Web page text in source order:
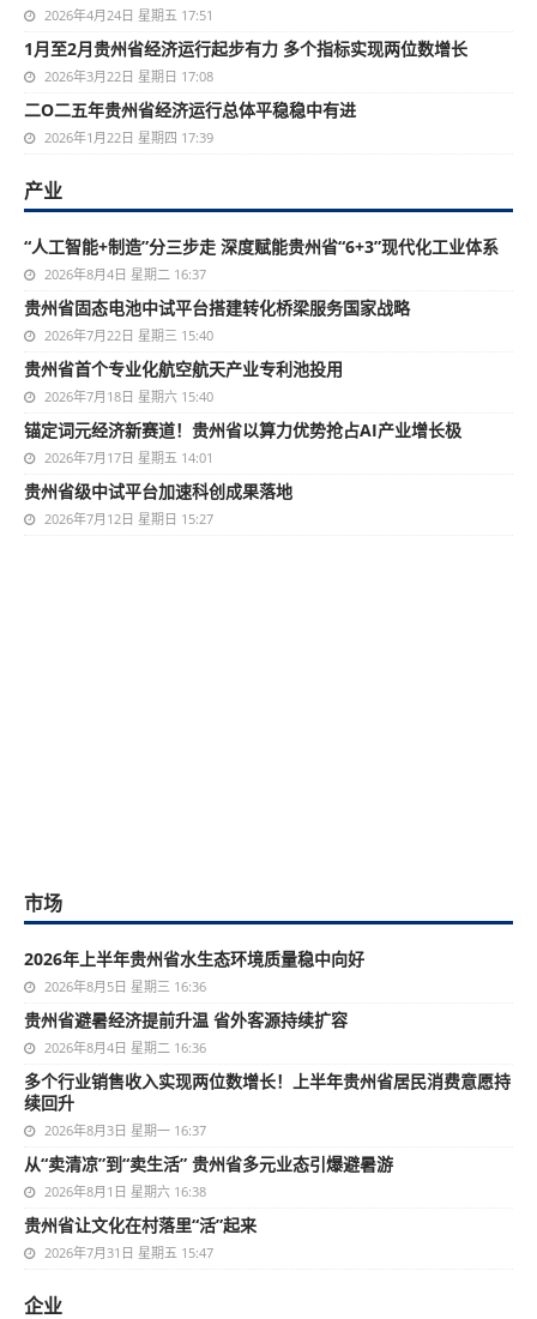
2026年4月24日 星期五 17:51
1月至2月贵州省经济运行起步有力 多个指标实现两位数增长
2026年3月22日 星期日 17:08
二O二五年贵州省经济运行总体平稳稳中有进
2026年1月22日 星期四 17:39
产业
“人工智能+制造”分三步走 深度赋能贵州省“6+3”现代化工业体系
2026年8月4日 星期二 16:37
贵州省固态电池中试平台搭建转化桥梁服务国家战略
2026年7月22日 星期三 15:40
贵州省首个专业化航空航天产业专利池投用
2026年7月18日 星期六 15:40
锚定词元经济新赛道！贵州省以算力优势抢占AI产业增长极
2026年7月17日 星期五 14:01
贵州省级中试平台加速科创成果落地
2026年7月12日 星期日 15:27
市场
2026年上半年贵州省水生态环境质量稳中向好
2026年8月5日 星期三 16:36
贵州省避暑经济提前升温 省外客源持续扩容
2026年8月4日 星期二 16:36
多个行业销售收入实现两位数增长！上半年贵州省居民消费意愿持
续回升
2026年8月3日 星期一 16:37
从“卖清凉”到“卖生活” 贵州省多元业态引爆避暑游
2026年8月1日 星期六 16:38
贵州省让文化在村落里“活”起来
2026年7月31日 星期五 15:47
企业